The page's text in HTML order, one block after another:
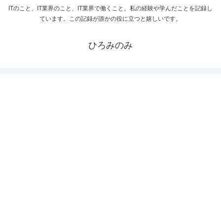
ITのこと、IT業界のこと、IT業界で働くこと。私の経験や学んだことを記録し
ています。この記録が誰かの役に立つと嬉しいです。
ひろみのみ